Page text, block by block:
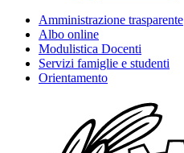
Amministrazione trasparente
Albo online
Modulistica Docenti
Servizi famiglie e studenti
Orientamento